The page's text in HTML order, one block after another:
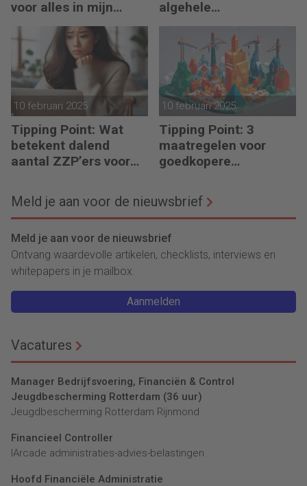
voor alles in mijn
waardeketen?’
algehele
duurzaamheid ‘
10 februari 2025
Tipping Point: Wat
betekent dalend
aantal ZZP’ers voor
10 februari 2025
Tipping Point: 3
maatregelen voor
goedkopere
verduurzamen)
Meld je aan voor de nieuwsbrief
Meld je aan voor de nieuwsbrief
Ontvang waardevolle artikelen, checklists, interviews en
whitepapers in je mailbox.
Aanmelden
Vacatures
Manager Bedrijfsvoering, Financiën & Control
Jeugdbescherming Rotterdam (36 uur)
Jeugdbescherming Rotterdam Rijnmond
Financieel Controller
lArcade administraties-advies-belastingen
Hoofd Financiële Administratie